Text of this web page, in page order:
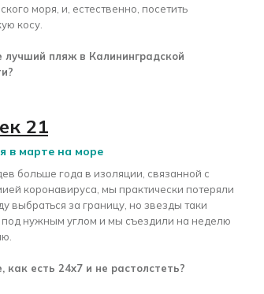
моря, и, естественно, посетить
косу.
лучший пляж в Калининградской
21
в марте на море
больше года в изоляции, связанной с
коронавируса, мы практически потеряли
выбраться за границу, но звезды таки
под нужным углом и мы съездили на неделю
как есть 24x7 и не растолстеть?